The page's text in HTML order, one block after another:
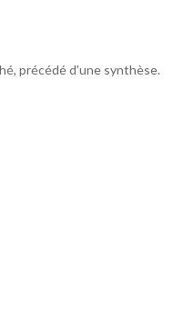
précédé d’une synthèse.